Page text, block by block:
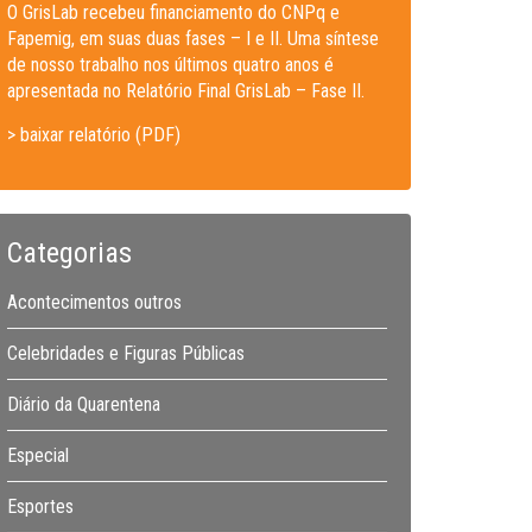
O GrisLab recebeu financiamento do CNPq e
Fapemig, em suas duas fases – I e II. Uma síntese
de nosso trabalho nos últimos quatro anos é
apresentada no Relatório Final GrisLab – Fase II.
> baixar relatório (PDF)
Categorias
Acontecimentos outros
Celebridades e Figuras Públicas
Diário da Quarentena
Especial
Esportes